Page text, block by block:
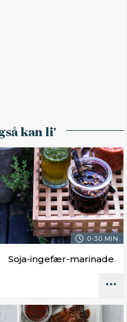
kan li'
0-30 MIN.
Soja-ingefær-marinade